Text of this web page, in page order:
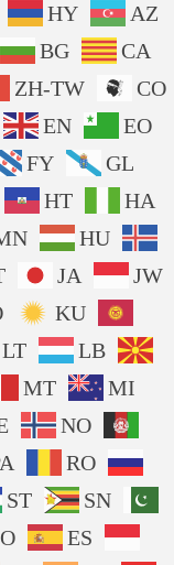
HY
AZ
BG
CA
ZH-TW
CO
EN
EO
FY
GL
HT
HA
HU
JA
JW
KU
LT
LB
MT
MI
NO
RO
ST
SN
ES